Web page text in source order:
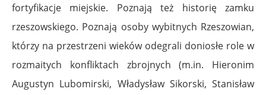
fortyfikacje miejskie. Poznają też historię zamku
rzeszowskiego. Poznają osoby wybitnych Rzeszowian,
którzy na przestrzeni wieków odegrali doniosłe role w
rozmaitych konfliktach zbrojnych (m.in. Hieronim
Augustyn Lubomirski, Władysław Sikorski, Stanisław